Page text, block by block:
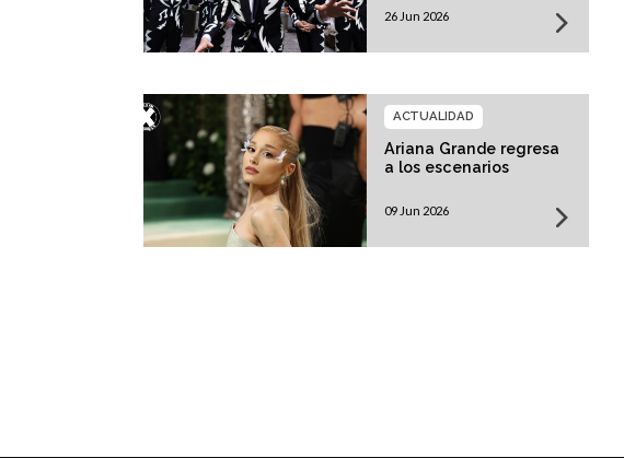
26 Jun 2026
Ariana Grande regresa
a los escenarios
ACTUALIDAD
09 Jun 2026